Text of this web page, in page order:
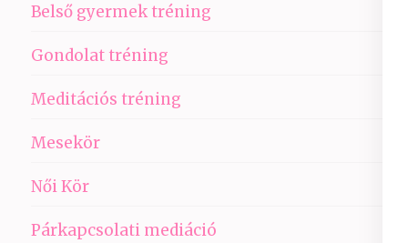
Belső gyermek tréning
Gondolat tréning
Meditációs tréning
Mesekör
Női Kör
Párkapcsolati mediáció